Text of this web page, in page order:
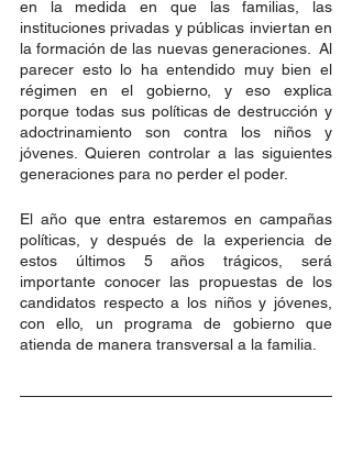
en la medida en que las familias, las
instituciones privadas y públicas inviertan en
la formación de las nuevas generaciones.  Al
parecer esto lo ha entendido muy bien el
régimen en el gobierno, y eso explica
porque todas sus políticas de destrucción y
adoctrinamiento son contra los niños y
jóvenes. Quieren controlar a las siguientes
generaciones para no perder el poder.
El año que entra estaremos en campañas
políticas, y después de la experiencia de
estos últimos 5 años trágicos, será
importante conocer las propuestas de los
candidatos respecto a los niños y jóvenes,
con ello, un programa de gobierno que
atienda de manera transversal a la familia.